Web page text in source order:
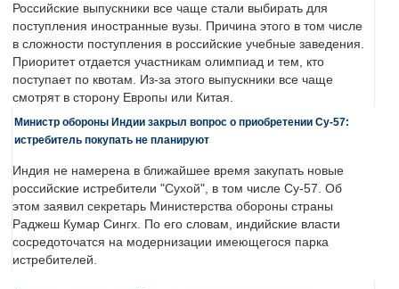
Российские выпускники все чаще стали выбирать для
поступления иностранные вузы. Причина этого в том числе
в сложности поступления в российские учебные заведения.
Приоритет отдается участникам олимпиад и тем, кто
поступает по квотам. Из-за этого выпускники все чаще
смотрят в сторону Европы или Китая.
Министр обороны Индии закрыл вопрос о приобретении Су-57:
истребитель покупать не планируют
Индия не намерена в ближайшее время закупать новые
российские истребители "Сухой", в том числе Су-57. Об
этом заявил секретарь Министерства обороны страны
Раджеш Кумар Сингх. По его словам, индийские власти
сосредоточатся на модернизации имеющегося парка
истребителей.